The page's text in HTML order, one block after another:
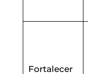
Fortalecer